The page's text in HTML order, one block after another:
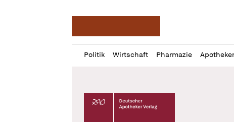
Politik Wirtschaft Pharmazie
Profil
öffnen
Daz
Pur
Deutscher Apotheker Verlag Logo